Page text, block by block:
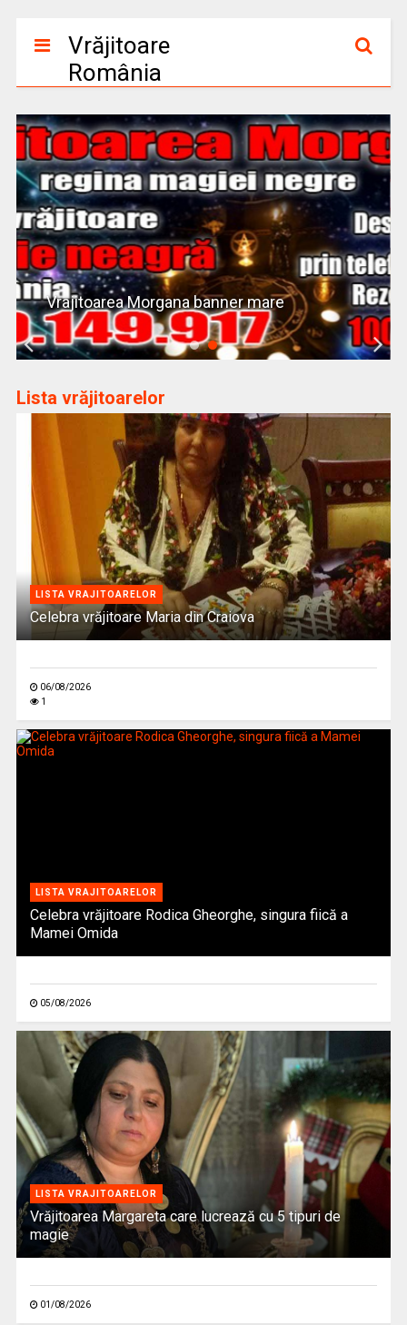
Vrăjitoare
România
Vrajitoarea Morgana banner mare
Lista vrăjitoarelor
LISTA VRAJITOARELOR
Celebra vrăjitoare Maria din Craiova
06/08/2026
1
LISTA VRAJITOARELOR
Celebra vrăjitoare Rodica Gheorghe, singura fiică a
Mamei Omida
05/08/2026
LISTA VRAJITOARELOR
Vrăjitoarea Margareta care lucrează cu 5 tipuri de
magie
01/08/2026